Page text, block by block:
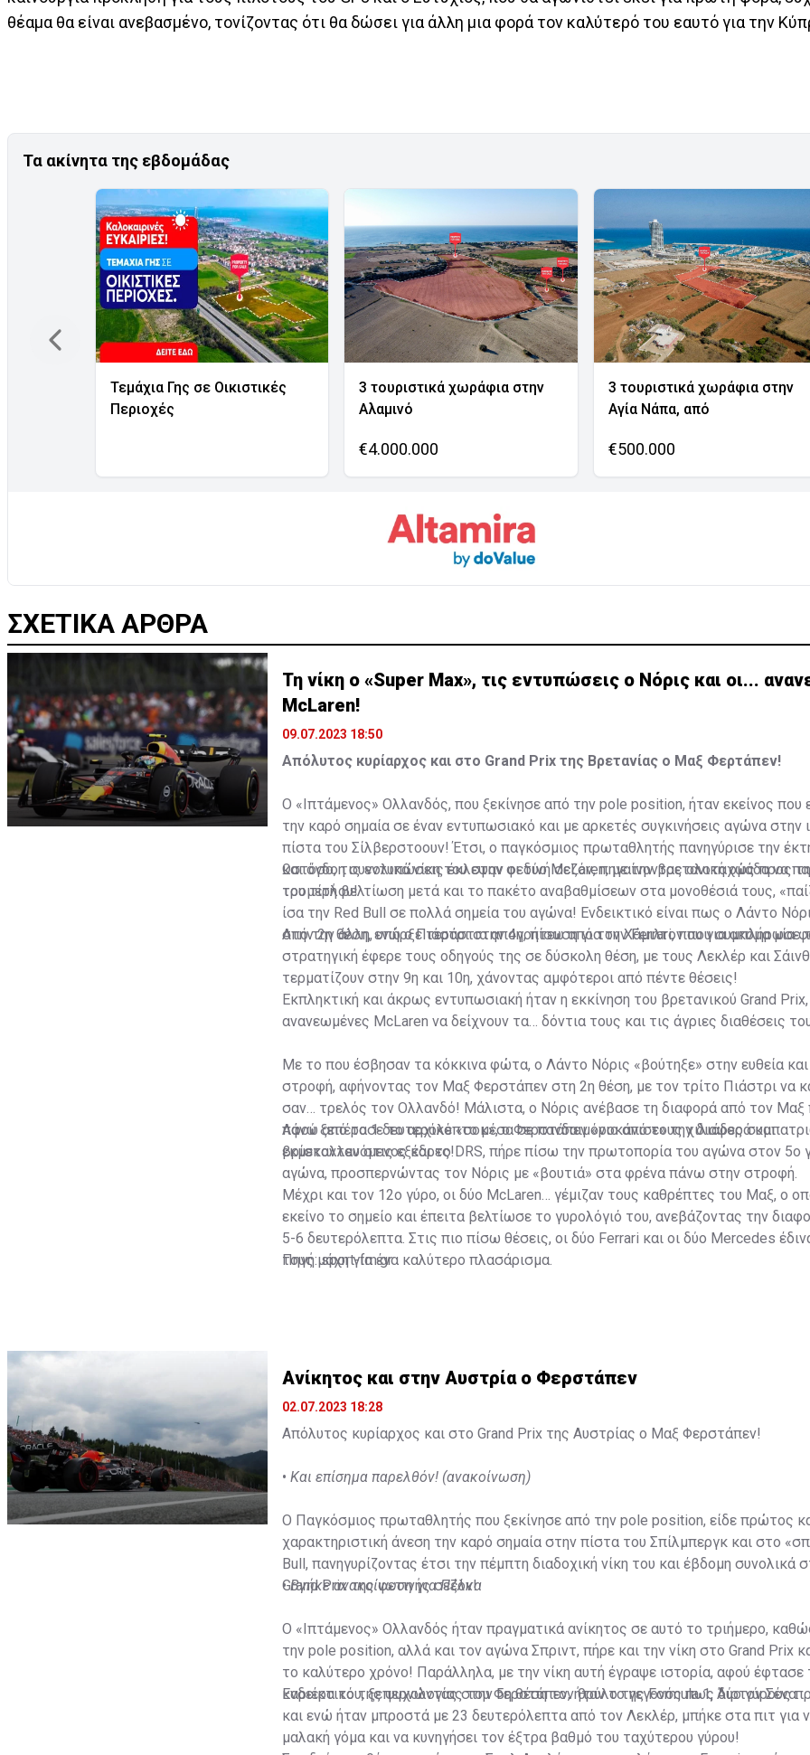
θέαμα θα είναι ανεβασμένο, τονίζοντας ότι θα δώσει για άλλη μια φορά τον καλύτερό του εαυτό για την
Τα ακίνητα της εβδομάδας
Τεμάχια Γης σε Οικιστικές
Περιοχές
3 τουριστικά χωράφια στην
Αλαμινό
€4.000.000
3 τουριστικά χωράφια στην
Αγία Νάπα, από
€500.000
ΣΧΕΤΙΚΑ ΑΡΘΡΑ
Τη νίκη ο «Super Max», τις εντυπώσεις ο Νόρις και οι...
McLaren!
09.07.2023 18:50
Απόλυτος κυρίαρχος και στο Grand Prix της Βρετανίας ο Μαξ Φερτάπεν!
Ο «Ιπτάμενος» Ολλανδός, που ξεκίνησε από την pole position, ήταν εκείνος που
την καρό σημαία σε έναν εντυπωσιακό και με αρκετές συγκινήσεις αγώνα στην
πίστα του Σίλβερστοουν! Έτσι, ο παγκόσμιος πρωταθλητής πανηγύρισε την
και όγδοη συνολικά νίκη του στην φετινή σεζόν, πηγαίνοντας ολοταχώς προς
του τίτλου!
Ωστόσο, τις εντυπώσεις έκλεψαν οι δύο McLaren, με την βρετανική ομάδα να
τρομερή βελτίωση μετά και το πακέτο αναβαθμίσεων στα μονοθέσιά τους,
ίσα την Red Bull σε πολλά σημεία του αγώνα! Ενδεικτικό είναι πως ο Λάντο
στην 2η θέση, ενώ ο Πιάστρι στην 4η, πίσω από τον Χάμιλτον που συμπλήρωσε
Από την άλλη, υπήρξε τεράστια απογοήτευση για την Ferrari, που για ακόμα μία
στρατηγική έφερε τους οδηγούς της σε δύσκολη θέση, με τους Λεκλέρ και
τερματίζουν στην 9η και 10η, χάνοντας αμφότεροι από πέντε θέσεις!
Εκπληκτική και άκρως εντυπωσιακή ήταν η εκκίνηση του βρετανικού Grand Prix,
ανανεωμένες McLaren να δείχνουν τα… δόντια τους και τις άγριες διαθέσεις
Με το που έσβησαν τα κόκκινα φώτα, ο Λάντο Νόρις «βούτηξε» στην ευθεία
στροφή, αφήνοντας τον Μαξ Φερστάπεν στη 2η θέση, με τον τρίτο Πιάστρι να
σαν… τρελός τον Ολλανδό! Μάλιστα, ο Νόρις ανέβασε τη διαφορά από τον Μαξ
πάνω από το 1 δευτερόλεπτο μέσα σε πανδαιμόνιο από τους χιλιάδες
βρίσκονταν στις εξέδρες!
Αφού ξεπέρασε το αρχικό «σοκ», ο Φερστάπεν «ροκάνισε» την διαφορά και
εκμεταλλευόμενος και το DRS, πήρε πίσω την πρωτοπορία του αγώνα στον 5ο
αγώνα, προσπερνώντας τον Νόρις με «βουτιά» στα φρένα πάνω στην στροφή.
Μέχρι και τον 12ο γύρο, οι δύο McLaren… γέμιζαν τους καθρέπτες του Μαξ, ο
εκείνο το σημείο και έπειτα βελτίωσε το γυρολόγιό του, ανεβάζοντας την
5-6 δευτερόλεπτα. Στις πιο πίσω θέσεις, οι δύο Ferrari και οι δύο Mercedes
τους μάχη για ένα καλύτερο πλασάρισμα.
Πηγή: sport-fm.gr
Ανίκητος και στην Αυστρία ο Φερστάπεν
02.07.2023 18:28
Απόλυτος κυρίαρχος και στο Grand Prix της Αυστρίας ο Μαξ Φερστάπεν!
• Και επίσημα παρελθόν! (ανακοίνωση)
Ο Παγκόσμιος πρωταθλητής που ξεκίνησε από την pole position, είδε πρώτος
χαρακτηριστική άνεση την καρό σημαία στην πίστα του Σπίλμπεργκ και στο
Bull, πανηγυρίζοντας έτσι την πέμπτη διαδοχική νίκη του και έβδομη συνολικά
Grand Prix της φετινής σεζόν!
•Βγήκε ανακοίνωση για Πέλκα
Ο «Ιπτάμενος» Ολλανδός ήταν πραγματικά ανίκητος σε αυτό το τριήμερο,
την pole position, αλλά και τον αγώνα Σπριντ, πήρε και την νίκη στο Grand Prix
το καλύτερο χρόνο! Παράλληλα, με την νίκη αυτή έγραψε ιστορία, αφού έφτασε
καριέρα του, ξεπερνώντας στην 5η θέση τον θρύλο της Formula 1, Άιρτον Σένα.
Ενδεικτικό της ψυχολογίας του Φερστάπεν, ήταν το γεγονός πως δύο γύρους
και ενώ ήταν μπροστά με 23 δευτερόλεπτα από τον Λεκλέρ, μπήκε στα πιτ για
μαλακή γόμα και να κυνηγήσει τον έξτρα βαθμό του ταχύτερου γύρου!